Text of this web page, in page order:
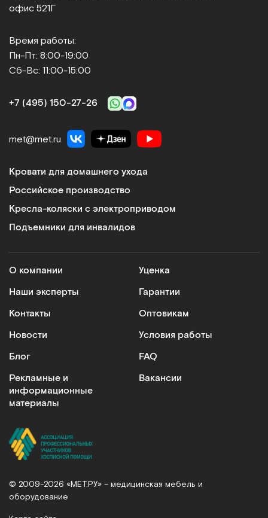
офис 521Г
Время работы:
Пн-Пт: 8:00-19:00
Сб-Вс: 11:00-15:00
+7 (495) 150‑27‑26
met@met.ru
Кровати для домашнего ухода
Российское производство
Кресла-коляски с электроприводом
Подъемники для инвалидов
О компании
Наши эксперты
Контакты
Новости
Блог
Рекламные и
информационные
материалы
Уценка
Гарантии
Оптовикам
Условия работы
FAQ
Вакансии
© 2009-2026 «МЕТ.РУ» – медицинская мебель и
оборудование